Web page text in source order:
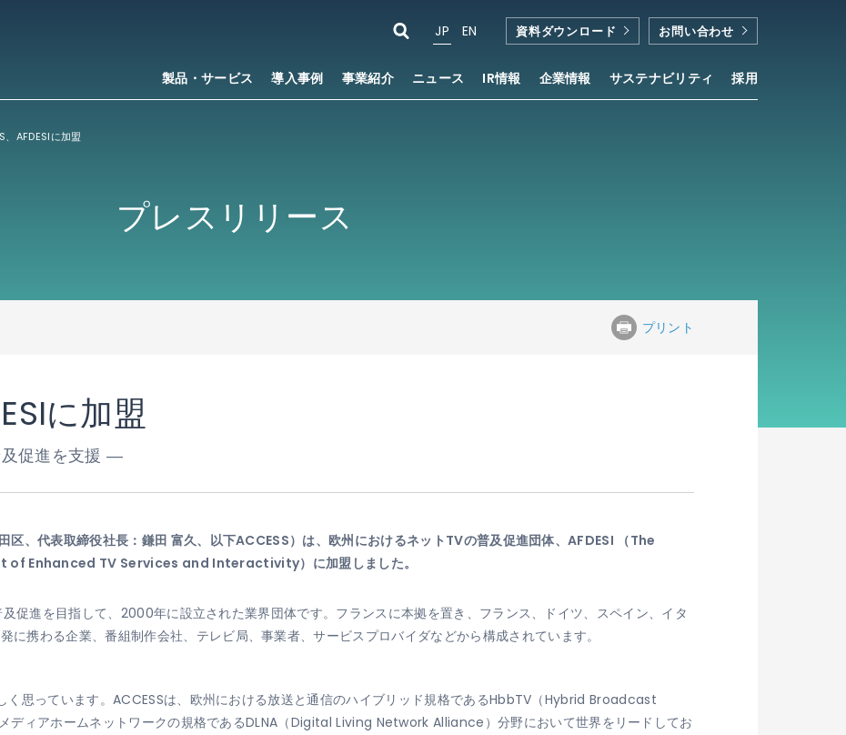
製品・サービス 導入事例 事業紹介 ニュース IR情報 企業情報 サステナビリティ 採用
JP EN 資料ダウンロード お問い合わせ
、AFDESIに加盟
プレスリリース
プリント
に加盟
促進を支援 ―
区、代表取締役社長：鎌田 富久、以下ACCESS）は、欧州におけるネットTVの普及促進団体、AFDESI （The
Enhanced TV Services and Interactivity）に加盟しました。
促進を目指して、2000年に設立された業界団体です。フランスに本拠を置き、フランス、ドイツ、スペイン、イタ
に携わる企業、番組制作会社、テレビ局、事業者、サービスプロバイダなどから構成されています。
く思っています。ACCESSは、欧州における放送と通信のハイブリッド規格であるHbbTV（Hybrid Broadcast
ディアホームネットワークの規格であるDLNA（Digital Living Network Alliance）分野において世界をリードしてお